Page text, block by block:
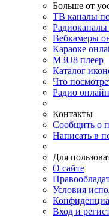
Больше от
ТВ каналы
Радиоканалы
Вебкамеры
Караоке
M3U8 плеер
Каталог
Что
Радио онлайн
Контакты
Сообщить о
Написать в
Для
О сайте
Условия
Вход и